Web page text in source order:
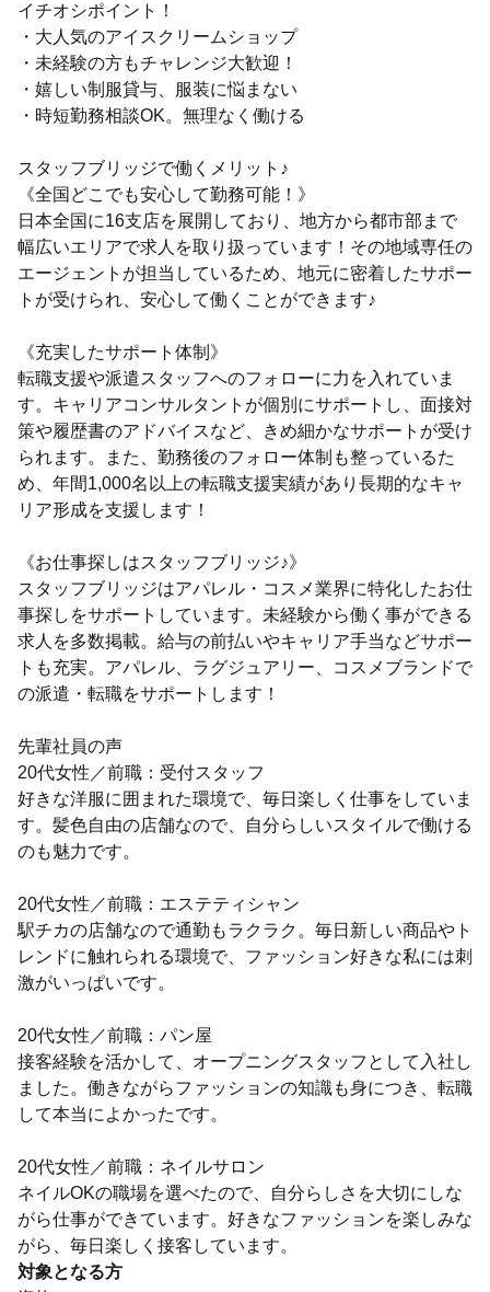
イチオシポイント！
・大人気のアイスクリームショップ
・未経験の方もチャレンジ大歓迎！
・嬉しい制服貸与、服装に悩まない
・時短勤務相談OK。無理なく働ける
スタッフブリッジで働くメリット♪
《全国どこでも安心して勤務可能！》
日本全国に16支店を展開しており、地方から都市部まで
幅広いエリアで求人を取り扱っています！その地域専任の
エージェントが担当しているため、地元に密着したサポー
トが受けられ、安心して働くことができます♪
《充実したサポート体制》
転職支援や派遣スタッフへのフォローに力を入れていま
す。キャリアコンサルタントが個別にサポートし、面接対
策や履歴書のアドバイスなど、きめ細かなサポートが受け
られます。また、勤務後のフォロー体制も整っているた
め、年間1,000名以上の転職支援実績があり長期的なキャ
リア形成を支援します！
《お仕事探しはスタッフブリッジ♪》
スタッフブリッジはアパレル・コスメ業界に特化したお仕
事探しをサポートしています。未経験から働く事ができる
求人を多数掲載。給与の前払いやキャリア手当などサポー
トも充実。アパレル、ラグジュアリー、コスメブランドで
の派遣・転職をサポートします！
先輩社員の声
20代女性／前職：受付スタッフ
好きな洋服に囲まれた環境で、毎日楽しく仕事をしていま
す。髪色自由の店舗なので、自分らしいスタイルで働ける
のも魅力です。
20代女性／前職：エステティシャン
駅チカの店舗なので通勤もラクラク。毎日新しい商品やト
レンドに触れられる環境で、ファッション好きな私には刺
激がいっぱいです。
20代女性／前職：パン屋
接客経験を活かして、オープニングスタッフとして入社し
ました。働きながらファッションの知識も身につき、転職
して本当によかったです。
20代女性／前職：ネイルサロン
ネイルOKの職場を選べたので、自分らしさを大切にしな
がら仕事ができています。好きなファッションを楽しみな
がら、毎日楽しく接客しています。
対象となる方